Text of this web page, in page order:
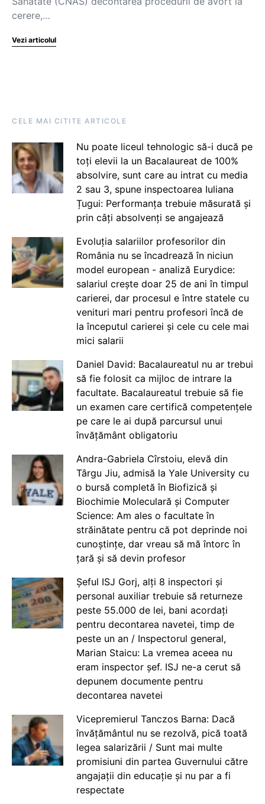
cerere,…
Vezi articolul
CELE MAI CITITE ARTICOLE
Nu poate liceul tehnologic să-i ducă pe
toți elevii la un Bacalaureat de 100%
absolvire, sunt care au intrat cu media
2 sau 3, spune inspectoarea Iuliana
Țugui: Performanța trebuie măsurată și
prin câți absolvenți se angajează
Evoluția salariilor profesorilor din
România nu se încadrează în niciun
model european - analiză Eurydice:
salariul crește doar 25 de ani în timpul
carierei, dar procesul e între statele cu
venituri mari pentru profesori încă de
la începutul carierei și cele cu cele mai
mici salarii
Daniel David: Bacalaureatul nu ar trebui
să fie folosit ca mijloc de intrare la
facultate. Bacalaureatul trebuie să fie
un examen care certifică competențele
pe care le ai după parcursul unui
învățământ obligatoriu
Andra-Gabriela Cîrstoiu, elevă din
Târgu Jiu, admisă la Yale University cu
o bursă completă în Biofizică și
Biochimie Moleculară și Computer
Science: Am ales o facultate în
străinătate pentru că pot deprinde noi
cunoștințe, dar vreau să mă întorc în
țară și să devin profesor
Șeful ISJ Gorj, alți 8 inspectori și
personal auxiliar trebuie să returneze
peste 55.000 de lei, bani acordați
pentru decontarea navetei, timp de
peste un an / Inspectorul general,
Marian Staicu: La vremea aceea nu
eram inspector șef. ISJ ne-a cerut să
depunem documente pentru
decontarea navetei
Vicepremierul Tanczos Barna: Dacă
învățământul nu se rezolvă, pică toată
legea salarizării / Sunt mai multe
promisiuni din partea Guvernului către
angajații din educație și nu par a fi
respectate